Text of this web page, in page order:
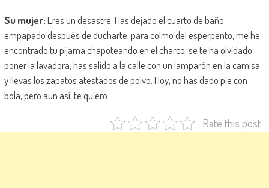
Su mujer:Eres un desastre. Has dejado el cuarto de baño
empapado después de ducharte; para colmo del esperpento, me he
encontrado tu pijama chapoteando en el charco; se te ha olvidado
poner la lavadora; has salido a la calle con un lamparón en la camisa;
y llevas los zapatos atestados de polvo. Hoy, no has dado pie con
bola, pero aun así, te quiero.
Rate this post